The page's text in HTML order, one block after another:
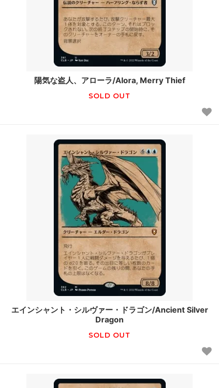
陽気な盗人、アローラ/Alora, Merry Thief
SOLD OUT
エインシャント・シルヴァー・ドラゴン/Ancient Silver
Dragon
SOLD OUT